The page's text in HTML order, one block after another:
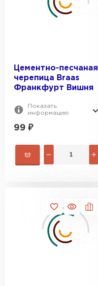
Цементно-песчаная
черепица Braas
Франкфурт Вишня
Показать
информацию
99 ₽